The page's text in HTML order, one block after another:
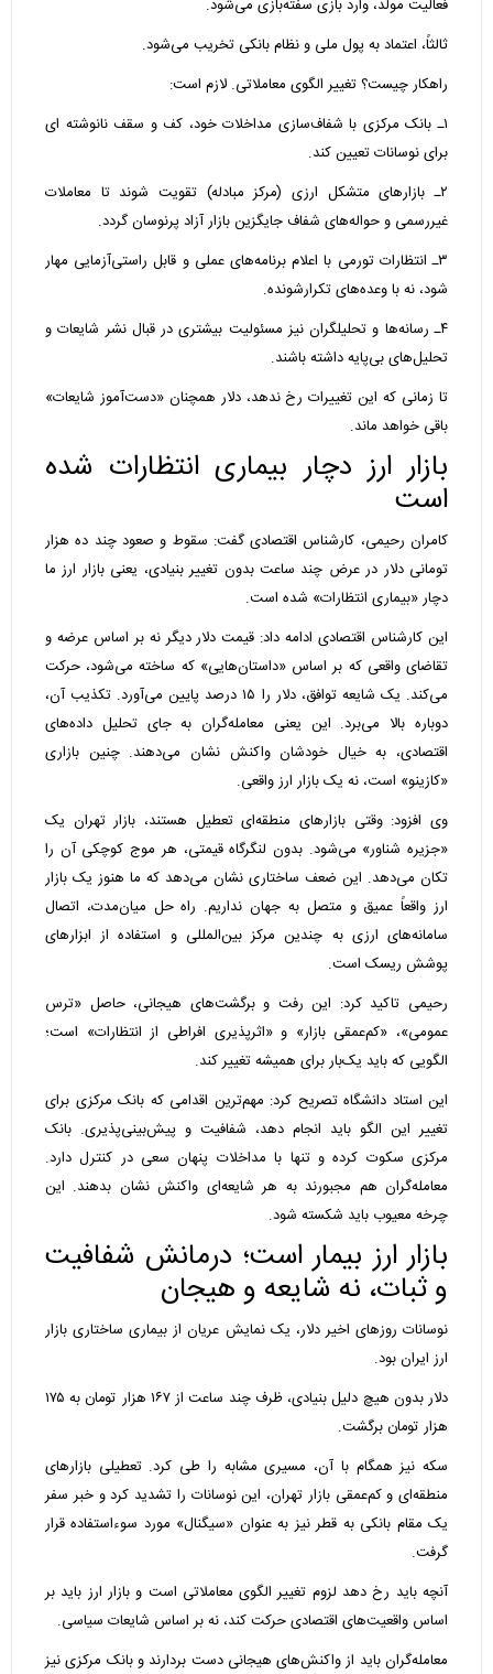
فعالیت مولد، وارد بازی سفته‌بازی می‌شود.
ثالثاً، اعتماد به پول ملی و نظام بانکی تخریب می‌شود.
راهکار چیست؟ تغییر الگوی معاملاتی. لازم است:
۱ـ بانک مرکزی با شفاف‌سازی مداخلات خود، کف و سقف نانوشته ای
برای نوسانات تعیین کند.
۲ـ بازارهای متشکل ارزی (مرکز مبادله) تقویت شوند تا معاملات
غیررسمی و حواله‌های شفاف جایگزین بازار آزاد پرنوسان گردد.
۳ـ انتظارات تورمی با اعلام برنامه‌های عملی و قابل راستی‌آزمایی مهار
شود، نه با وعده‌های تکرارشونده.
۴ـ رسانه‌ها و تحلیلگران نیز مسئولیت بیشتری در قبال نشر شایعات و
تحلیل‌های بی‌پایه داشته باشند.
تا زمانی که این تغییرات رخ ندهد، دلار همچنان «دست‌آموز شایعات»
باقی خواهد ماند.
بازار ارز دچار بیماری انتظارات شده
است
کامران رحیمی، کارشناس اقتصادی گفت: سقوط و صعود چند ده هزار
تومانی دلار در عرض چند ساعت بدون تغییر بنیادی، یعنی بازار ارز ما
دچار «بیماری انتظارات» شده است.
این کارشناس اقتصادی ادامه داد: قیمت دلار دیگر نه بر اساس عرضه و
تقاضای واقعی که بر اساس «داستان‌هایی» که ساخته می‌شود، حرکت
می‌کند. یک شایعه توافق، دلار را ۱۵ درصد پایین می‌آورد. تکذیب آن،
دوباره بالا می‌برد. این یعنی معامله‌گران به جای تحلیل داده‌های
اقتصادی، به خیال خودشان واکنش نشان می‌دهند. چنین بازاری
«کازینو» است، نه یک بازار ارز واقعی.
وی افزود: وقتی بازارهای منطقه‌ای تعطیل هستند، بازار تهران یک
«جزیره شناور» می‌شود. بدون لنگرگاه قیمتی، هر موج کوچکی آن را
تکان می‌دهد. این ضعف ساختاری نشان می‌دهد که ما هنوز یک بازار
ارز واقعاً عمیق و متصل به جهان نداریم. راه حل میان‌مدت، اتصال
سامانه‌های ارزی به چندین مرکز بین‌المللی و استفاده از ابزارهای
پوشش ریسک است.
رحیمی تاکید کرد: این رفت و برگشت‌های هیجانی، حاصل «ترس
عمومی»، «کم‌عمقی بازار» و «اثرپذیری افراطی از انتظارات» است؛
الگویی که باید یک‌بار برای همیشه تغییر کند.
این استاد دانشگاه تصریح کرد: مهم‌ترین اقدامی که بانک مرکزی برای
تغییر این الگو باید انجام دهد، شفافیت و پیش‌بینی‌پذیری. بانک
مرکزی سکوت کرده و تنها با مداخلات پنهان سعی در کنترل دارد.
معامله‌گران هم مجبورند به هر شایعه‌ای واکنش نشان بدهند. این
چرخه معیوب باید شکسته شود.
بازار ارز بیمار است؛ درمانش شفافیت
و ثبات، نه شایعه و هیجان
نوسانات روزهای اخیر دلار، یک نمایش عریان از بیماری ساختاری بازار
ارز ایران بود.
دلار بدون هیچ دلیل بنیادی، ظرف چند ساعت از ۱۶۷ هزار تومان به ۱۷۵
هزار تومان برگشت.
سکه نیز همگام با آن، مسیری مشابه را طی کرد. تعطیلی بازارهای
منطقه‌ای و کم‌عمقی بازار تهران، این نوسانات را تشدید کرد و خبر سفر
یک مقام بانکی به قطر نیز به عنوان «سیگنال» مورد سوءاستفاده قرار
گرفت.
آنچه باید رخ دهد لزوم تغییر الگوی معاملاتی است و بازار ارز باید بر
اساس واقعیت‌های اقتصادی حرکت کند، نه بر اساس شایعات سیاسی.
معامله‌گران باید از واکنش‌های هیجانی دست بردارند و بانک مرکزی نیز